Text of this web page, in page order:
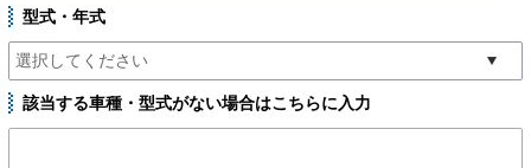
型式・年式
該当する車種・型式がない場合はこちらに入力